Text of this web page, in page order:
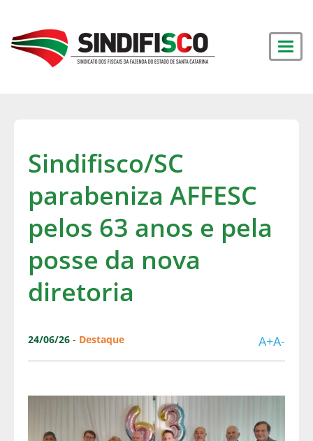
Sindifisco/SC
parabeniza AFFESC
pelos 63 anos e pela
posse da nova
diretoria
24/06/26 - Destaque A+A-